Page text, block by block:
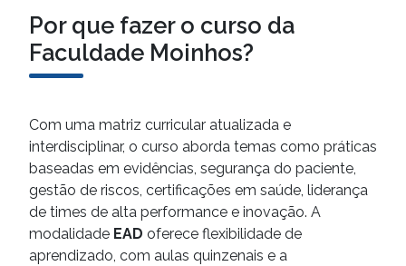
Por que fazer o curso da
Faculdade Moinhos?
Com uma matriz curricular atualizada e
interdisciplinar, o curso aborda temas como práticas
baseadas em evidências, segurança do paciente,
gestão de riscos, certificações em saúde, liderança
de times de alta performance e inovação. A
modalidade EAD oferece flexibilidade de
aprendizado, com aulas quinzenais e a